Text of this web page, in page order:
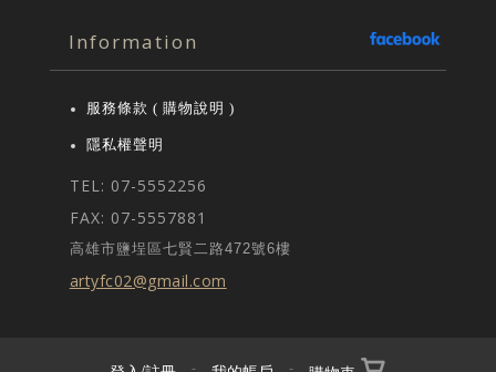
- -
Information
服務條款 ( 購物說明 )
隱私權聲明
TEL: 07-5552256
FAX: 07-5557881
高雄市鹽埕區七賢二路472號6樓
artyfc02@gmail.com